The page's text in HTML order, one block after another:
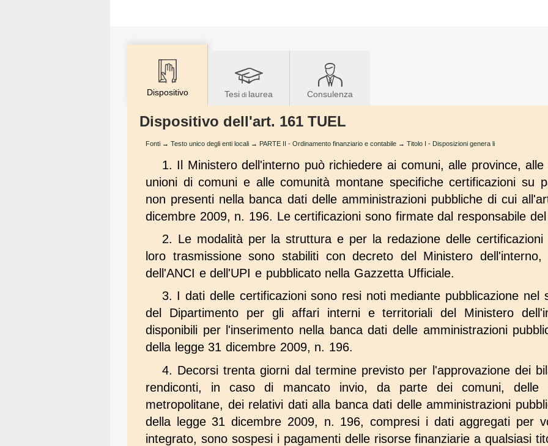
Dispositivo Tesi di laurea Consulenza
Dispositivo dell'art. 161 TUEL
Fonti → Testo unico degli enti locali → PARTE II - Ordinamento finanziario e contabile → Titolo I - Disposizioni genera li
1. Il Ministero dell'interno può richiedere ai comuni, alle province,
unioni di comuni e alle comunità montane specifiche certificazioni su
non presenti nella banca dati delle amministrazioni pubbliche di cui
dicembre 2009, n. 196. Le certificazioni sono firmate dal responsabile
2. Le modalità per la struttura e per la redazione delle
loro trasmissione sono stabiliti con decreto del Ministero
dell'ANCI e dell'UPI e pubblicato nella Gazzetta Ufficiale.
3. I dati delle certificazioni sono resi noti mediante pubblicazione nel
del Dipartimento per gli affari interni e territoriali del Ministero
disponibili per l'inserimento nella banca dati delle amministrazioni
della legge 31 dicembre 2009, n. 196.
4. Decorsi trenta giorni dal termine previsto per l'approvazione dei
rendiconti, in caso di mancato invio, da parte dei comuni, delle
metropolitane, dei relativi dati alla banca dati delle amministrazioni
della legge 31 dicembre 2009, n. 196, compresi i dati aggregati per
integrato, sono sospesi i pagamenti delle risorse finanziarie a qualsiasi